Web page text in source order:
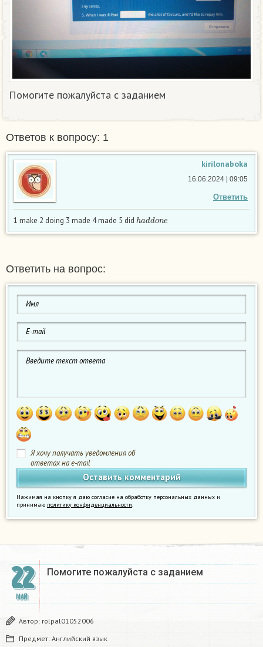
Помогите пожалуйста с заданием
Ответов к вопросу: 1
kirilonaboka
Ответить
16.06.2024 | 09:05
1 make 2 doing 3 made 4 made 5 did
h ddo
Ответить на вопрос:
Я хочу получать уведомления об
ответах на e-mail
Нажимая на кнопку я даю согласие на обработку персональных данных и
принимаю политику конфиденциальности.
22
МАЙ
Помогите пожалуйста с заданием
Автор: rolpal01052006
Предмет: Английский язык